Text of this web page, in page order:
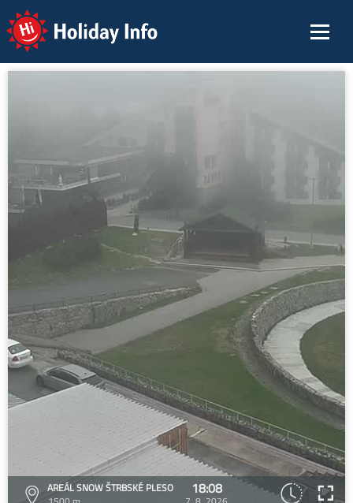
Holiday Info
AREÁL SNOW ŠTRBSKÉ PLESO
18:08